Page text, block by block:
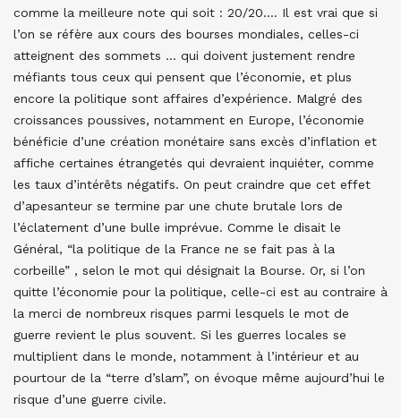
comme la meilleure note qui soit : 20/20…. Il est vrai que si
l’on se réfère aux cours des bourses mondiales, celles-ci
atteignent des sommets … qui doivent justement rendre
méfiants tous ceux qui pensent que l’économie, et plus
encore la politique sont affaires d’expérience. Malgré des
croissances poussives, notamment en Europe, l’économie
bénéficie d’une création monétaire sans excès d’inflation et
affiche certaines étrangetés qui devraient inquiéter, comme
les taux d’intérêts négatifs. On peut craindre que cet effet
d’apesanteur se termine par une chute brutale lors de
l’éclatement d’une bulle imprévue. Comme le disait le
Général, “la politique de la France ne se fait pas à la
corbeille” , selon le mot qui désignait la Bourse. Or, si l’on
quitte l’économie pour la politique, celle-ci est au contraire à
la merci de nombreux risques parmi lesquels le mot de
guerre revient le plus souvent. Si les guerres locales se
multiplient dans le monde, notamment à l’intérieur et au
pourtour de la “terre d’slam”, on évoque même aujourd’hui le
risque d’une guerre civile.